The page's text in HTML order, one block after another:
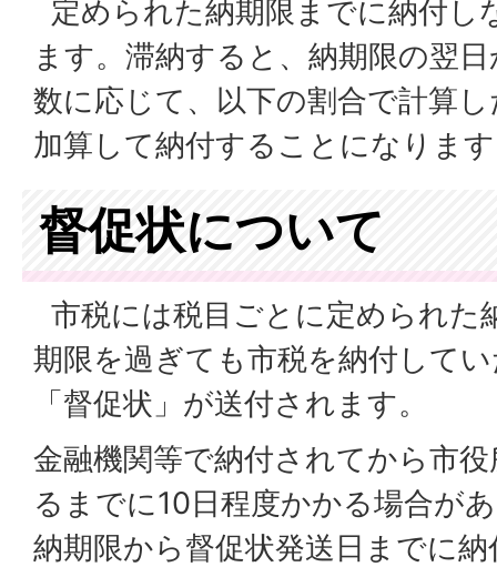
定められた納期限までに納付し
ます。滞納すると、納期限の翌
数に応じて、以下の割合で計算
加算して納付することになりま
督促状について
市税には税目ごとに定められた
期限を過ぎても市税を納付して
「督促状」が送付されます。
金融機関等で納付されてから市
るまでに10日程度かかる場合が
納期限から督促状発送日までに